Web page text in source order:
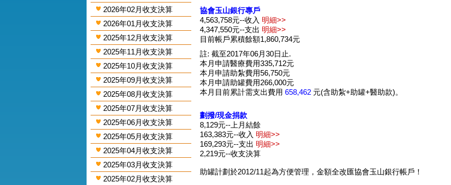
2026年02月收支決算
2026年01月收支決算
2025年12月收支決算
2025年11月收支決算
2025年10月收支決算
2025年09月收支決算
2025年08月收支決算
2025年07月收支決算
2025年06月收支決算
2025年05月收支決算
2025年04月收支決算
2025年03月收支決算
2025年02月收支決算
協會玉山銀行專戶
4,563,758元--收入 明細>>
4,347,550元--支出 明細>>
目前帳戶累積餘額1,860,734元
註: 截至2017年06月30日止.
本月申請醫療費用335,712元
本月申請助紮費用56,750元
本月申請助罐費用266,000元
本月目前累計需支出費用 658,462元(含助紮+助罐+醫助款)。
劃撥/現金捐款
8,129元--上月結餘
163,383元--收入 明細>>
169,293元--支出 明細>>
2,219元--收支決算
助罐計劃於2012/11起為方便管理，金額全改匯協會玉山銀行帳戶！